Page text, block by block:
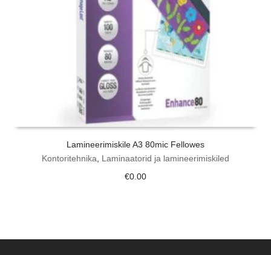
Lamineerimiskile A3 80mic Fellowes
Kontoritehnika, Laminaatorid ja lamineerimiskiled
€0.00